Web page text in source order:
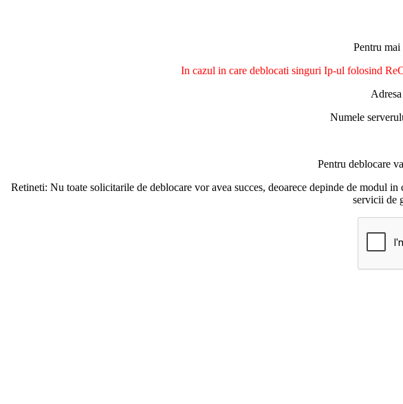
Pentru mai
In cazul in care deblocati singuri Ip-ul folosind
Numele
Pentru deblocare
Retineti: Nu toate solicitarile de deblocare vor avea succes, deoarece depinde de modul
servicii de